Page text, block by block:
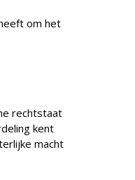
om het
rechtstaat
kent
macht